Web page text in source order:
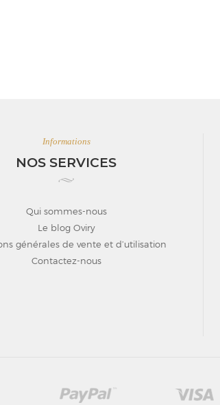
Informations
NOS SERVICES
Qui sommes-nous
Le blog Oviry
générales de vente et d’utilisation
Contactez-nous